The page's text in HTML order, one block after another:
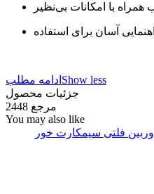
ادامه مطلب Show less
جزئیات محصول
مرجع 2448
You may also like